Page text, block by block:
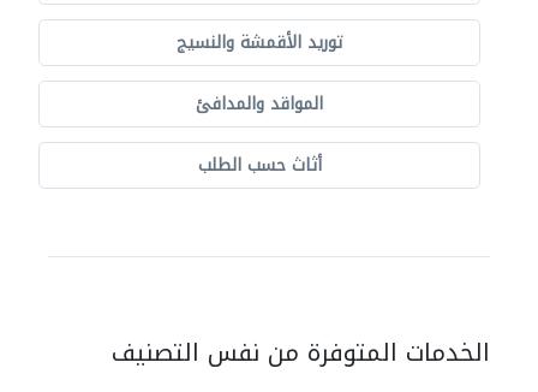
توريد الأقمشة والنسيج
المواقد والمدافئ
أثاث حسب الطلب
الخدمات المتوفرة من نفس التصنيف